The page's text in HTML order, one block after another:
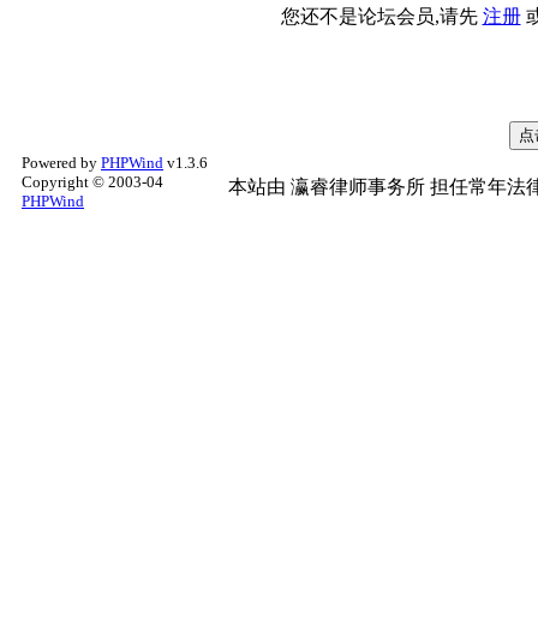
您还不是论坛会员,请先 注册
Powered by PHPWind v1.3.6
Copyright © 2003-04
PHPWind
本站由 瀛睿律师事务所 担任常年法